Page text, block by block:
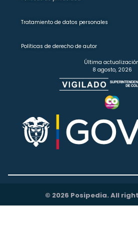
Tratamiento de datos personales
Políticas de derecho de autor
Última
8 agosto, 2026
© 2026 Posipedia. All